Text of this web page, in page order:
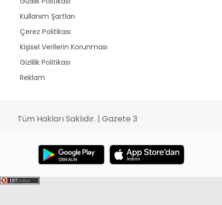
Kullanım Şartları
Çerez Politikası
Kişisel Verilerin Korunması
Gizlilik Politikası
Reklam
Tüm Hakları Saklıdır. | Gazete 3